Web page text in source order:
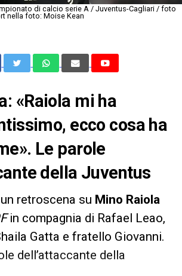
di calcio serie A / Juventus-Cagliari / foto
nella foto: Moise Kean
«Raiola mi ha
ecco cosa ha
Le parole
della Juventus
retroscena su Mino Raiola
in compagnia di Rafael Leao,
Gatta e fratello Giovanni.
dell’attaccante della